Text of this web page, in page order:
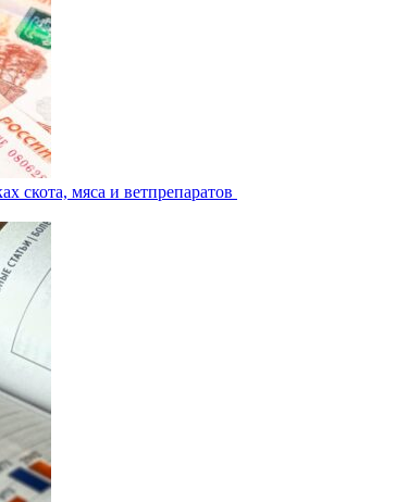
скота, мяса и ветпрепаратов